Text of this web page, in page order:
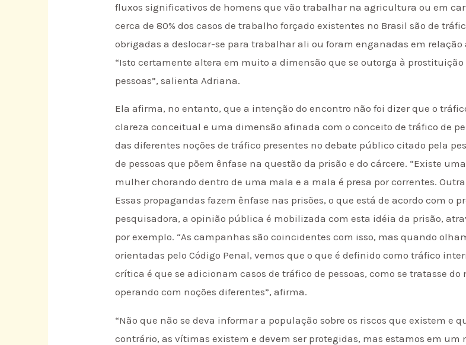
fluxos significativos de homens que vão trabalhar na agricultura ou em
cerca de 80% dos casos de trabalho forçado existentes no Brasil são de
obrigadas a deslocar-se para trabalhar ali ou foram enganadas em
“Isto certamente altera em muito a dimensão que se outorga à
pessoas”, salienta Adriana.
Ela afirma, no entanto, que a intenção do encontro não foi dizer que o
clareza conceitual e uma dimensão afinada com o conceito de tráfico de
das diferentes noções de tráfico presentes no debate público citado pela
de pessoas que põem ênfase na questão da prisão e do cárcere. “Existe
mulher chorando dentro de uma mala e a mala é presa por correntes.
Essas propagandas fazem ênfase nas prisões, o que está de acordo com o
pesquisadora, a opinião pública é mobilizada com esta idéia da prisão,
por exemplo. “As campanhas são coincidentes com isso, mas quando
orientadas pelo Código Penal, vemos que o que é definido como tráfico
crítica é que se adicionam casos de tráfico de pessoas, como se tratasse
operando com noções diferentes”, afirma.
“Não que não se deva informar a população sobre os riscos que existem e
contrário, as vítimas existem e devem ser protegidas, mas estamos em